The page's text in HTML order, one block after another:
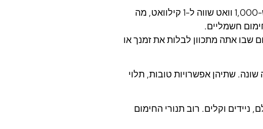
הספק: הספק של דוד חשמלי משתנה בהתאם לגודל השטח שהוא מכסה בחום. מסגרת התייחסות סבירה היא ש-1,000 וואט שווה ל-1 קילוואט, מה
שבו אתה מתכוון לבלות את זמנך או
שתיהן אפשרויות טובות, תלוי
ניידים וקלים. רוב תנורי החימום